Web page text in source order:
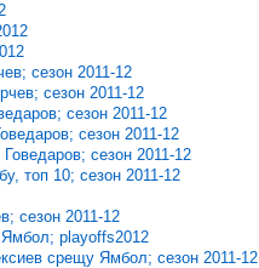
сезон 2011-12
сезон 2011-12
сезон 2011-12
сезон 2011-12
сезон 2011-12
топ 10; сезон 2011-12
сезон 2011-12
Ямбол; playoffs2012
срещу Ямбол; сезон 2011-12